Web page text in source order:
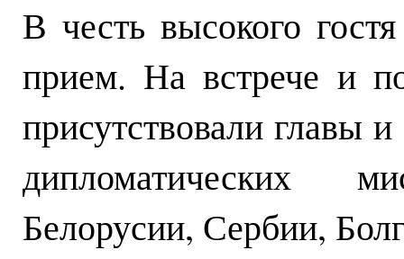
В честь высокого
прием. На встрече и
присутствовали главы
дипломатических
Белорусии, Сербии,